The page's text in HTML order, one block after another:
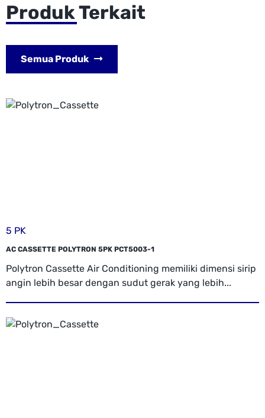
Produk Terkait
Semua Produk
5 PK
AC CASSETTE POLYTRON 5PK PCT5003-1
Polytron Cassette Air Conditioning memiliki dimensi sirip
angin lebih besar dengan sudut gerak yang lebih...